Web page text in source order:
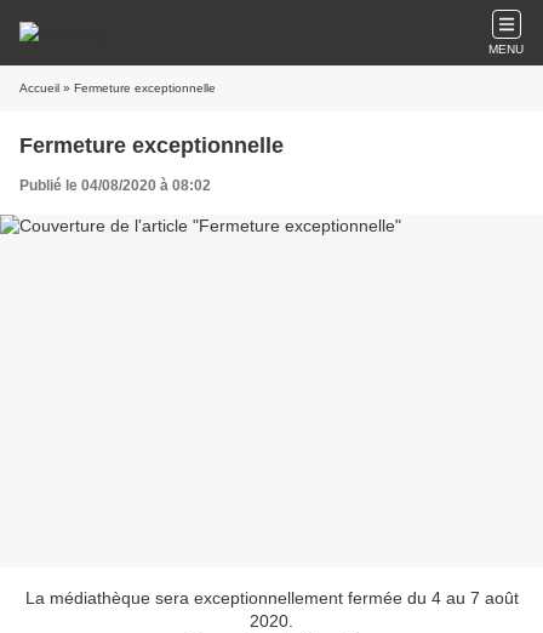
MENU
Accueil » Fermeture exceptionnelle
Fermeture exceptionnelle
Publié le 04/08/2020 à 08:02
La médiathèque sera exceptionnellement fermée du 4 au 7 août
2020.